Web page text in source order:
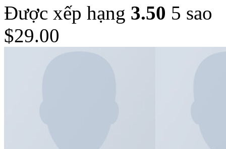
Được xếp hạng 3.50 5 sao
$29.00